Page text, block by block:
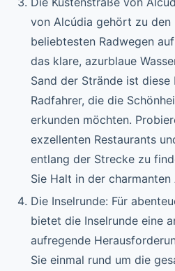
von Alcúdia gehört zu den
beliebtesten Radwegen
das klare, azurblaue
Sand der Strände ist diese
Radfahrer, die die
erkunden möchten.
exzellenten Restaurants
entlang der Strecke zu
Sie Halt in der
Die Inselrunde: Für
bietet die Inselrunde eine
aufregende
Sie einmal rund um die